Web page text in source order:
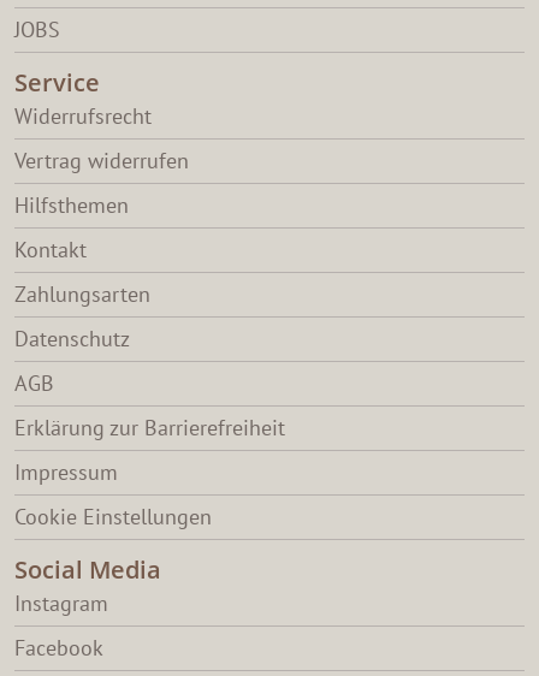
JOBS
Service
Widerrufsrecht
Vertrag widerrufen
Hilfsthemen
Kontakt
Zahlungsarten
Datenschutz
AGB
Erklärung zur Barrierefreiheit
Impressum
Cookie Einstellungen
Social Media
Instagram
Facebook